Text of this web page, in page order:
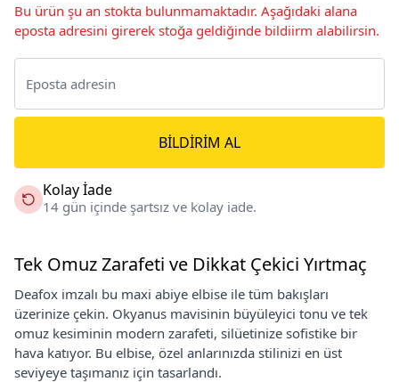
Bu ürün şu an stokta bulunmamaktadır. Aşağıdaki alana
eposta adresini girerek stoğa geldiğinde bildiirm alabilirsin.
BILDIRIM AL
Kolay İade
14 gün içinde şartsız ve kolay iade.
Tek Omuz Zarafeti ve Dikkat Çekici Yırtmaç
Deafox imzalı bu maxi abiye elbise ile tüm bakışları
üzerinize çekin. Okyanus mavisinin büyüleyici tonu ve tek
omuz kesiminin modern zarafeti, silüetinize sofistike bir
hava katıyor. Bu elbise, özel anlarınızda stilinizi en üst
seviyeye taşımanız için tasarlandı.